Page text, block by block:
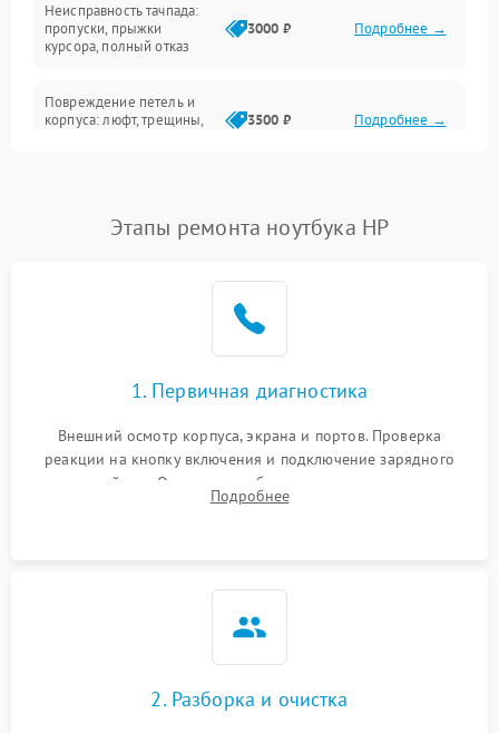
Сеть и интернет
Неисправность тачпада:
пропуски, прыжки
курсора, полный отказ
3000 ₽ Подробнее →
Повреждение петель и
корпуса: люфт, трещины,
3500 ₽ Подробнее →
невозможность зарядки,
2500 ₽ Подробнее →
2000 ₽
Перегрев из‑за пыли,
неисправности кулера
Выход из строя SSD или
HDD: медленная загрузка,
2000 ₽
Проблемы Wi‑Fi или
2500 ₽
Этапы ремонта ноутбука HP
1. Первичная диагностика
Внешний осмотр корпуса, экрана и портов. Проверка
реакции на кнопку включения и подключение зарядного
устройства. Оценка потребления тока с помощью
лабораторного блока питания для локализации проблемы.
Подробнее
2. Разборка и очистка